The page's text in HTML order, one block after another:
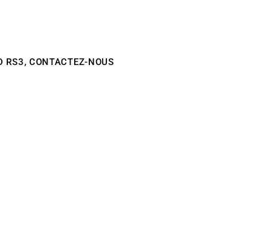
RS3, CONTACTEZ-NOUS